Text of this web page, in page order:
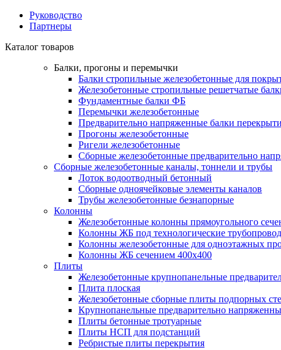
Руководство
Партнеры
Каталог товаров
Балки, прогоны и перемычки
Балки стропильные железобетонные для
Железобетонные стропильные решетчатые
Фундаментные балки ФБ
Перемычки железобетонные
Предварительно напряженные балки
Прогоны железобетонные
Ригели железобетонные
Сборные железобетонные предварительно
Сборные железобетонные каналы, тоннели и трубы
Лоток водоотводный бетонный
Сборные одноячейковые элементы каналов
Трубы железобетонные безнапорные
Колонны
Железобетонные колонны прямоугольного
Колонны ЖБ под технологические
Колонны железобетонные для одноэтажных
Колонны ЖБ сечением 400х400
Плиты
Железобетонные крупнопанельные
Плита плоская
Железобетонные сборные плиты подпорных
Крупнопанельные предварительно
Плиты бетонные тротуарные
Плиты НСП для подстанций
Ребристые плиты перекрытия